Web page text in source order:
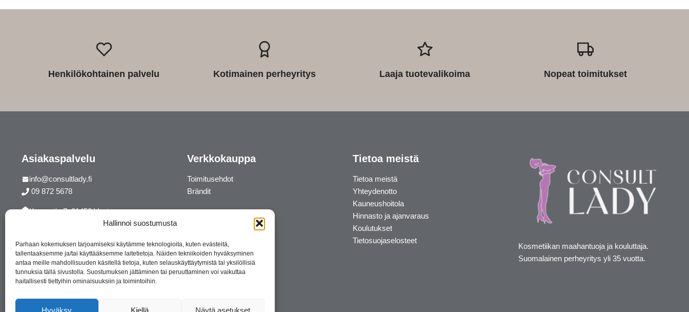
Hallinnoi suostumusta
Parhaan kokemuksen tarjoamiseksi käytämme teknologioita, kuten evästeitä,
tallentaaksemme ja/tai käyttääksemme laitetietoja. Näiden tekniikoiden hyväksyminen
antaa meille mahdollisuuden käsitellä tietoja, kuten selauskäyttäytymistä tai yksilöllisiä
tunnuksia tällä sivustolla. Suostumuksen jättäminen tai peruuttaminen voi vaikuttaa
haitallisesti tiettyihin ominaisuuksiin ja toimintoihin.
Hyväksy Kiellä Näytä asetukset
Henkilökohtainen palvelu Kotimainen perheyritys Laaja tuotevalikoima Nopeat toimitukset
Asiakaspalvelu
info@consultlady.fi
09 872 5678
Korsontie 7, 01450 Vantaa
Verkkokauppa
Toimitusehdot
Brändit
Tietoa meistä
Tietoa meistä
Yhteydenotto
Kauneushoitola
Hinnasto ja ajanvaraus
Koulutukset
Tietosuojaselosteet
Kosmetiikan maahantuoja ja kouluttaja.
Suomalainen perheyritys yli 35 vuotta.